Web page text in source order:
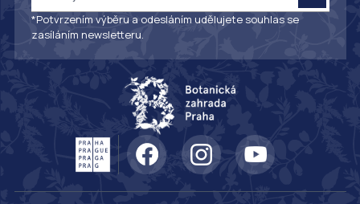
*Potvrzením výběru a odesláním udělujete souhlas se
zasíláním newsletteru.